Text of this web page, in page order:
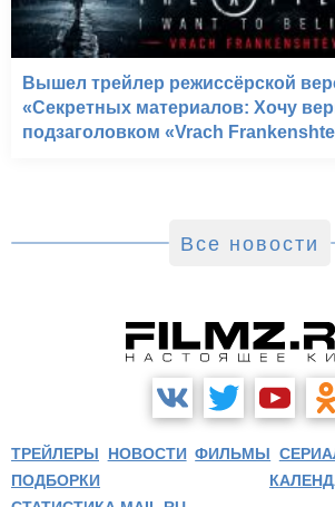
Вышел трейлер режиссёрской
«Секретных материалов: Хочу
подзаголовком «Vrach
Все новости
ТРЕЙЛЕРЫ НОВОСТИ ФИЛЬМЫ
ПОДБОРКИ